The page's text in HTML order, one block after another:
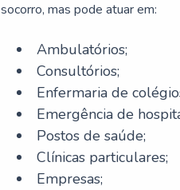
socorro, mas pode atuar em:
Ambulatórios;
Consultórios;
Enfermaria de
Emergência de
Postos de saúde;
Clínicas particulares;
Empresas;